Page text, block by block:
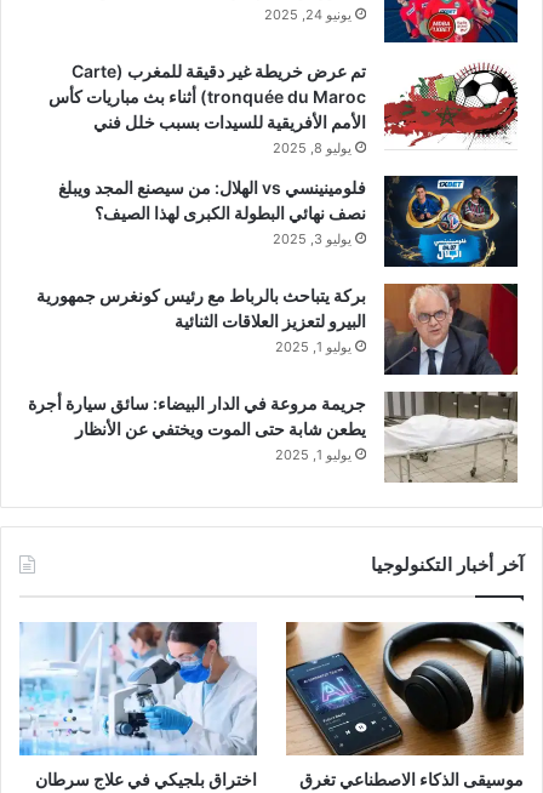
يونيو 24, 2025
تم عرض خريطة غير دقيقة للمغرب (Carte
tronquée du Maroc) أثناء بث مباريات كأس
الأمم الأفريقية للسيدات بسبب خلل فني
يوليو 8, 2025
فلومينينسي vs الهلال: من سيصنع المجد ويبلغ
نصف نهائي البطولة الكبرى لهذا الصيف؟
يوليو 3, 2025
بركة يتباحث بالرباط مع رئيس كونغرس جمهورية
البيرو لتعزيز العلاقات الثنائية
يوليو 1, 2025
جريمة مروعة في الدار البيضاء: سائق سيارة أجرة
يطعن شابة حتى الموت ويختفي عن الأنظار
يوليو 1, 2025
آخر أخبار التكنولوجيا
موسيقى الذكاء الاصطناعي تغرق
اختراق بلجيكي في علاج سرطان